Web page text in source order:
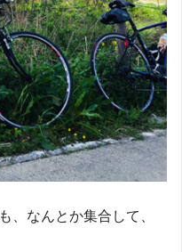
、なんとか集合して、